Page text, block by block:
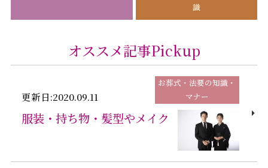
識
オススメ記事Pickup
更新日:2020.09.11
お葬式・法要の知識・
マナー
服装・持ち物・髪型やメイク